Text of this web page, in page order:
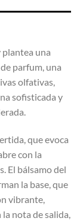
plantea una
parfum, una
olfativas,
sofisticada y
que evoca
con la
El bálsamo del
la base, que
vibrante,
nota de salida,